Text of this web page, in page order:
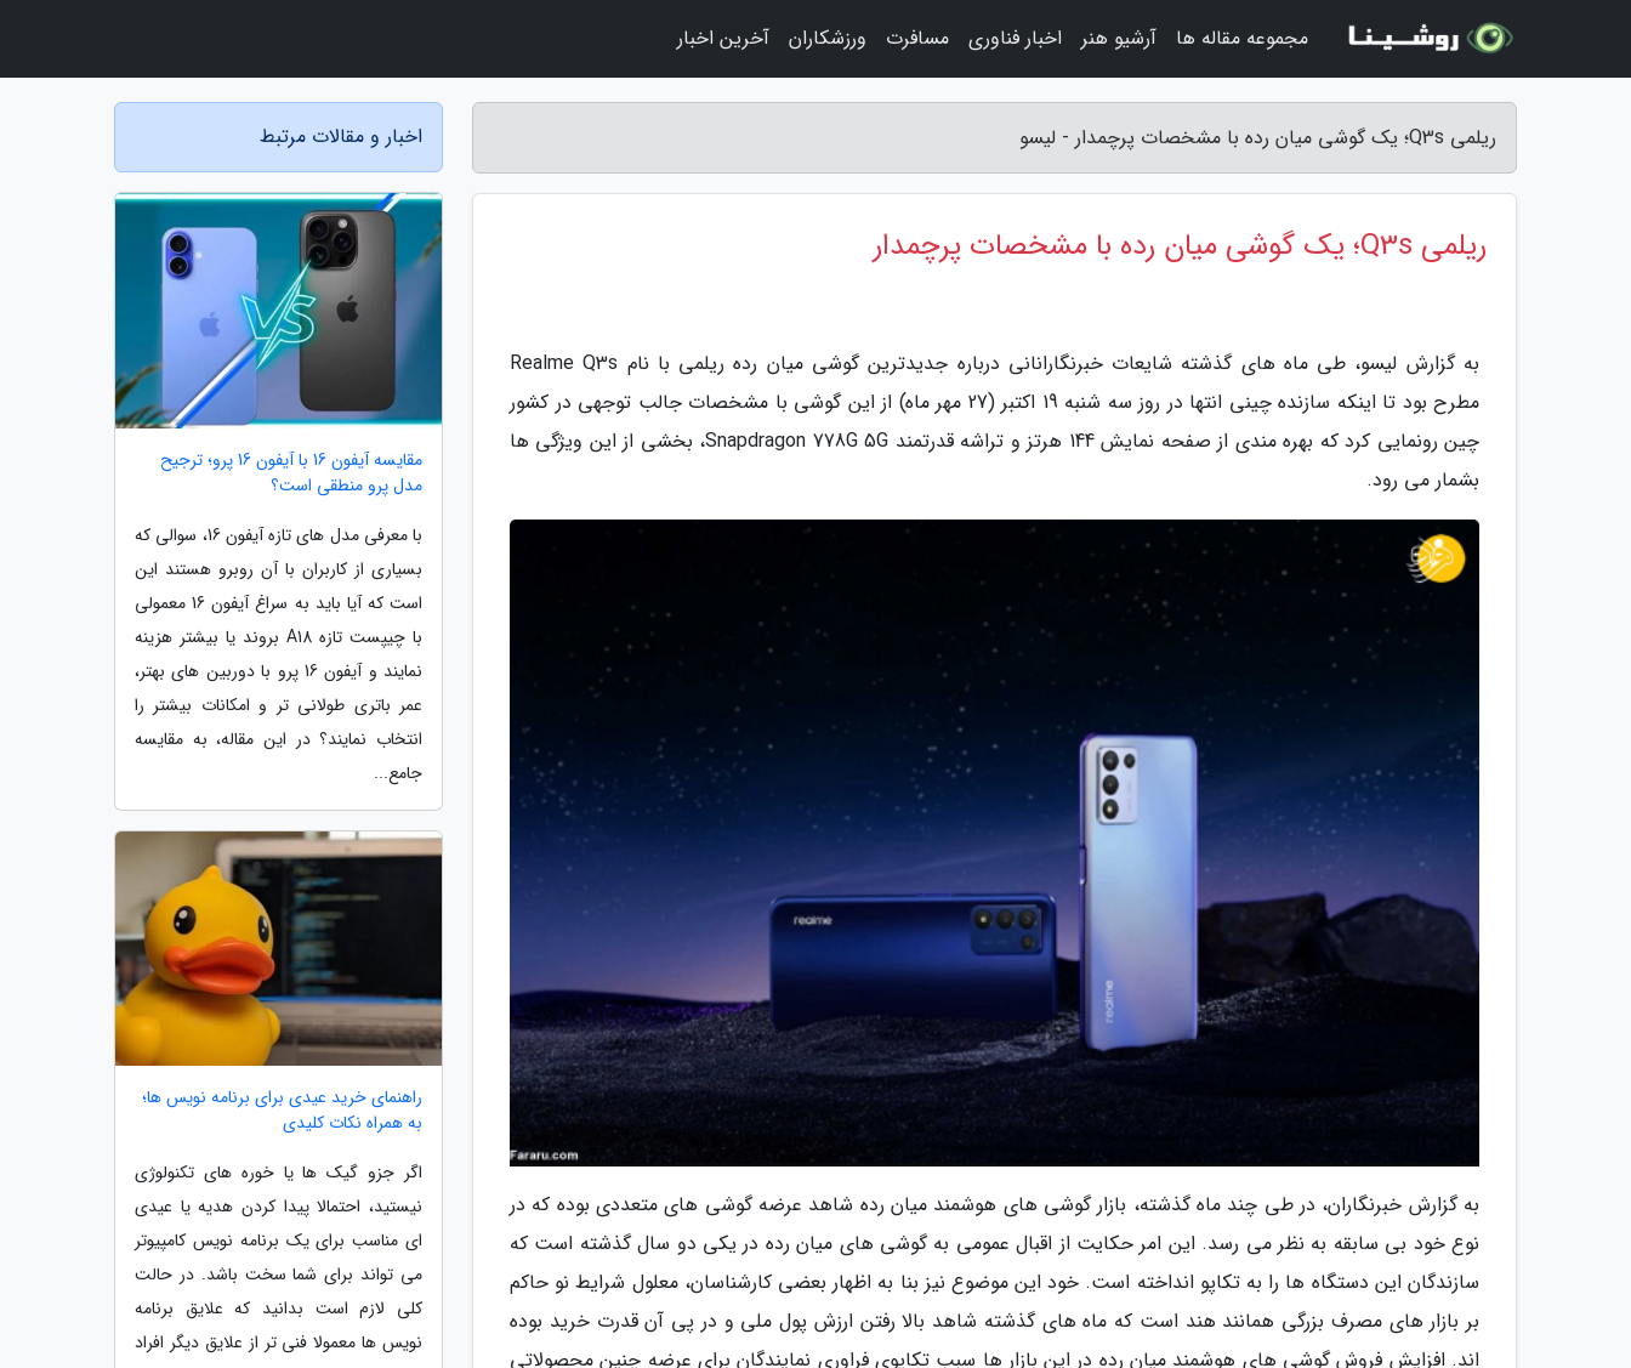
ریلمی Q3s؛ یک گوشی میان رده با مشخصات پرچمدار - لیسو
ریلمی Q3s؛ یک گوشی میان رده با مشخصات پرچمدار
به گزارش لیسو، طی ماه های گذشته شایعات خبرنگارانانی درباره جدیدترین گوشی میان رده ریلمی با نام Realme Q3s
مطرح بود تا اینکه سازنده چینی انتها در روز سه شنبه 19 اکتبر (27 مهر ماه) از این گوشی با مشخصات جالب توجهی در کشور
چین رونمایی کرد که بهره مندی از صفحه نمایش 144 هرتز و تراشه قدرتمند Snapdragon 778G 5G، بخشی از این ویژگی ها
بشمار می رود.
به گزارش خبرنگاران، در طی چند ماه گذشته، بازار گوشی های هوشمند میان رده شاهد عرضه گوشی های متعددی بوده که در
نوع خود بی سابقه به نظر می رسد. این امر حکایت از اقبال عمومی به گوشی های میان رده در یکی دو سال گذشته است که
سازندگان این دستگاه ها را به تکاپو انداخته است. خود این موضوع نیز بنا به اظهار بعضی کارشناسان، معلول شرایط نو حاکم
بر بازار های مصرف بزرگی همانند هند است که ماه های گذشته شاهد بالا رفتن ارزش پول ملی و در پی آن قدرت خرید بوده
اند. افزایش فروش گوشی های هوشمند میان رده در این بازار ها سبب تکاپوی فراوری نمایندگان برای عرضه چنین محصولاتی
اخبار و مقالات مرتبط
مقایسه آیفون 16 با آیفون 16 پرو؛ ترجیح
مدل پرو منطقی است؟
با معرفی مدل های تازه آیفون 16، سوالی که
بسیاری از کاربران با آن روبرو هستند این
است که آیا باید به سراغ آیفون 16 معمولی
با چیپست تازه A18 بروند یا بیشتر هزینه
نمایند و آیفون 16 پرو با دوربین های بهتر،
عمر باتری طولانی تر و امکانات بیشتر را
انتخاب نمایند؟ در این مقاله، به مقایسه
جامع...
راهنمای خرید عیدی برای برنامه نویس ها؛
به همراه نکات کلیدی
اگر جزو گیک ها یا خوره های تکنولوژی
نیستید، احتمالا پیدا کردن هدیه یا عیدی
ای مناسب برای یک برنامه نویس کامپیوتر
می تواند برای شما سخت باشد. در حالت
کلی لازم است بدانید که علایق برنامه
نویس ها معمولا فنی تر از علایق دیگر افراد
مجموعه مقاله ها آرشیو هنر اخبار فناوری مسافرت ورزشکاران آخرین اخبار